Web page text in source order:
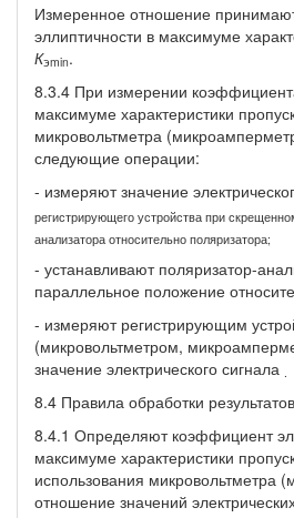
Измеренное отношение
эллиптичности в максимуме
Кэmin.
8.3.4 При измерении
максимуме характеристики
микровольтметра
следующие операции:
- измеряют значение
регистрирующего устройства при
анализатора относительно поляризатора;
- устанавливают поляризатор-
параллельное положение
- измеряют регистрирующим
(микровольтметром,
значение электрического сигнала .
8.4 Правила обработки
8.4.1 Определяют коэффициент
максимуме характеристики
использования микровольтметра
отношение значений